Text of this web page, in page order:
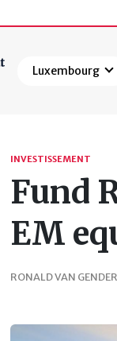
Luxembourg
INVESTISSEMENT
Fund
EM
RONALD VAN